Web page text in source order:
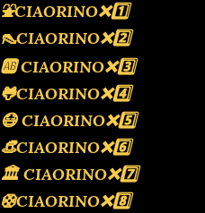
⛲️CIAORINO❌️1️⃣
👠CIAORINO❌️2️⃣
🆎 CIAORINO❌️3️⃣
🐸CIAORINO❌️4️⃣
😷 CIAORINO❌️5️⃣
👒CIAORINO❌️6️⃣
🏛 CIAORINO❌️7️⃣
🛟CIAORINO❌️8️⃣